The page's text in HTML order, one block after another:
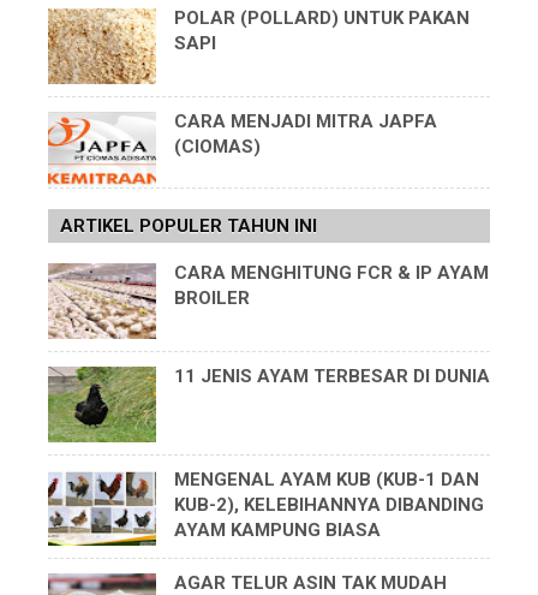
POLAR (POLLARD) UNTUK PAKAN
SAPI
CARA MENJADI MITRA JAPFA
(CIOMAS)
ARTIKEL POPULER TAHUN INI
CARA MENGHITUNG FCR & IP AYAM
BROILER
11 JENIS AYAM TERBESAR DI DUNIA
MENGENAL AYAM KUB (KUB-1 DAN
KUB-2), KELEBIHANNYA DIBANDING
AYAM KAMPUNG BIASA
AGAR TELUR ASIN TAK MUDAH